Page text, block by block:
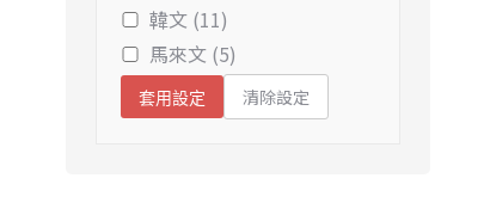
韓文 (11)
馬來文 (5)
套用設定 清除設定